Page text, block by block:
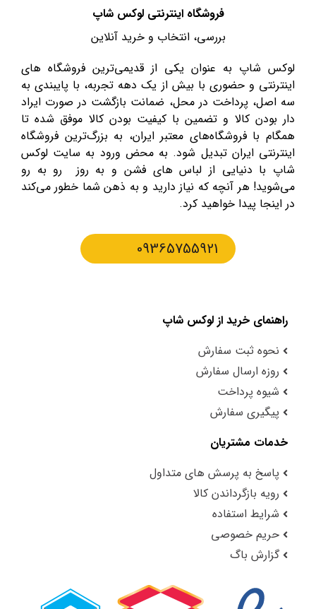
فروشگاه اینترنتی لوکس شاپ
بررسی، انتخاب و خرید آنلاین
لوکس شاپ به عنوان یکی از قدیمی‌ترین فروشگاه های
اینترنتی و حضوری با بیش از یک دهه تجربه، با پایبندی به
سه اصل، پرداخت در محل، ضمانت بازگشت در صورت ایراد
دار بودن کالا و تضمین با کیفیت بودن کالا موفق شده تا
همگام با فروشگاه‌های معتبر ایران، به بزرگ‌ترین فروشگاه
اینترنتی ایران تبدیل شود. به محض ورود به سایت لوکس
شاپ با دنیایی از لباس های فشن و به روز رو به رو
می‌شوید! هر آنچه که نیاز دارید و به ذهن شما خطور می‌کند
در اینجا پیدا خواهید کرد.
09365755921
راهنمای خرید از لوکس شاپ
نحوه ثبت سفارش
روزه ارسال سفارش
شیوه پرداخت
پیگیری سفارش
خدمات مشتریان
پاسخ به پرسش های متداول
رویه بازگرداندن کالا
شرایط استفاده
حریم خصوصی
گزارش باگ